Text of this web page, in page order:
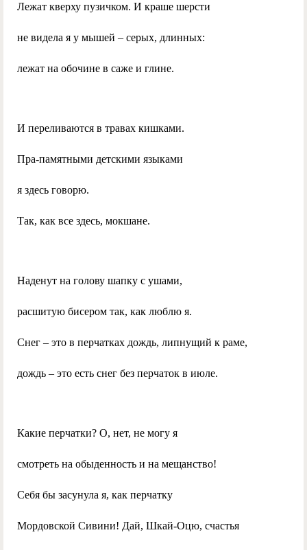
Лежат кверху пузичком. И краше шерсти
не видела я у мышей – серых, длинных:
лежат на обочине в саже и глине.
И переливаются в травах кишками.
Пра-памятными детскими языками
я здесь говорю.
Так, как все здесь, мокшане.
Наденут на голову шапку с ушами,
расшитую бисером так, как люблю я.
Снег – это в перчатках дождь, липнущий к раме,
дождь – это есть снег без перчаток в июле.
Какие перчатки? О, нет, не могу я
смотреть на обыденность и на мещанство!
Себя бы засунула я, как перчатку
Мордовской Сивини! Дай, Шкай-Оцю, счастья